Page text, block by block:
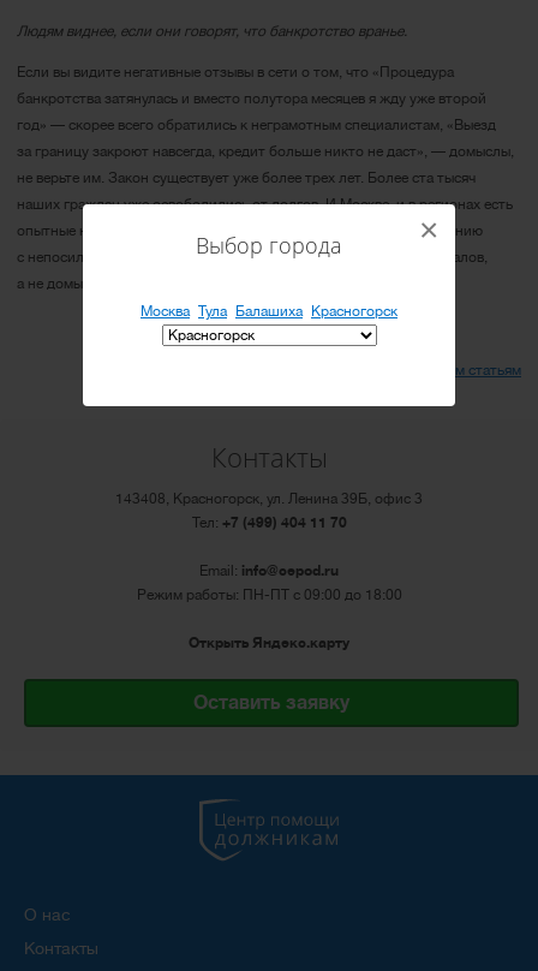
Выбор города
Москва Тула Балашиха Красногорск
×
Людям виднее, если они говорят, что банкротство вранье.
Если вы видите негативные отзывы в сети о том, что «Процедура
банкротства затянулась и вместо полутора месяцев я жду уже второй
год» — скорее всего обратились к неграмотным специалистам, «Выезд
за границу закроют навсегда, кредит больше никто не даст», — домыслы,
не верьте им. Закон существует уже более трех лет. Более ста тысяч
наших граждан уже освободились от долгов. И Москве, и в регионах есть
опытные юристы, которые помогают успешно справиться населению
с непосильными долгами. Слушать важно знающих профессионалов,
а не домыслы людей из сети.
Вернуться ко всем статьям
Контакты
143408, Красногорск, ул. Ленина 39Б, офис 3
Тел: +7 (499) 404 11 70
Email: info@cepod.ru
Режим работы: ПН-ПТ с 09:00 до 18:00
Открыть Яндекс.карту
Оставить заявку
О нас
Контакты